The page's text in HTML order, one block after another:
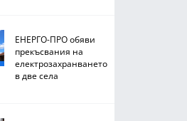
ЕНЕРГО-ПРО обяви
прекъсвания на
електрозахранването
в две села